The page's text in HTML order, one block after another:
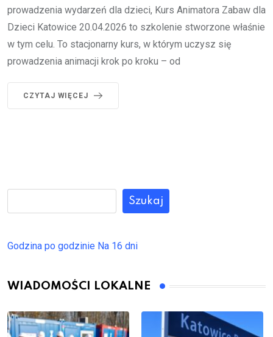
prowadzenia wydarzeń dla dzieci, Kurs Animatora Zabaw dla
Dzieci Katowice 20.04.2026 to szkolenie stworzone właśnie
w tym celu. To stacjonarny kurs, w którym uczysz się
prowadzenia animacji krok po kroku – od
CZYTAJ WIĘCEJ
Szukaj
Godzina po godzinie Na 16 dni
WIADOMOŚCI LOKALNE